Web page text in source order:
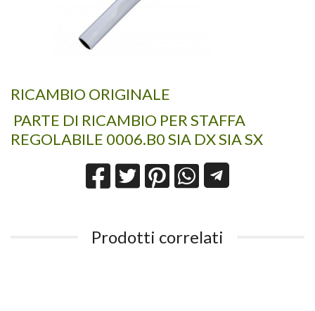
RICAMBIO ORIGINALE
PARTE DI RICAMBIO PER STAFFA
REGOLABILE 0006.B0 SIA DX SIA SX
Prodotti correlati